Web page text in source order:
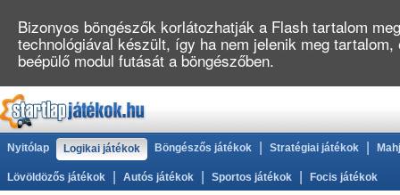
Nyitólap Logikai játékok Böngészős játékok Stratégiai játékok
Lövöldözős játékok Autós játékok Sportos játékok Focis játékok
Bizonyos böngészők korlátozhatják a Flash tartalom
technológiával készült, így ha nem jelenik meg
beépülő modul futását a böngészőben.